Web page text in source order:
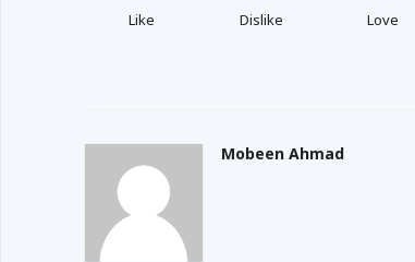
Like Dislike Love
Mobeen Ahmad